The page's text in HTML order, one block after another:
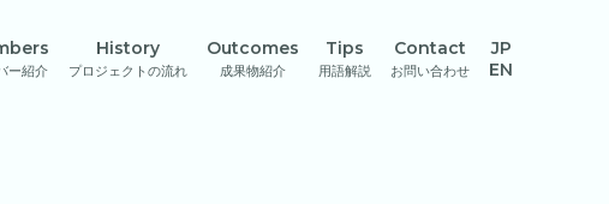
ー紹介
History
プロジェクトの流れ
Outcomes
成果物紹介
Tips
用語解説
Contact
お問い合わせ
JP
EN